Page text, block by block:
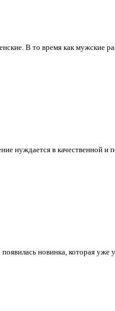
В то время как мужские
нуждается в качественной и
новинка, которая уже